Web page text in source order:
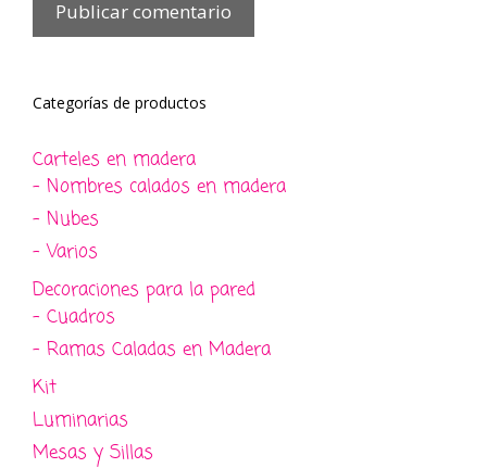
Categorías de productos
Carteles en madera
- Nombres calados en madera
- Nubes
- Varios
Decoraciones para la pared
- Cuadros
- Ramas Caladas en Madera
Kit
Luminarias
Mesas y Sillas